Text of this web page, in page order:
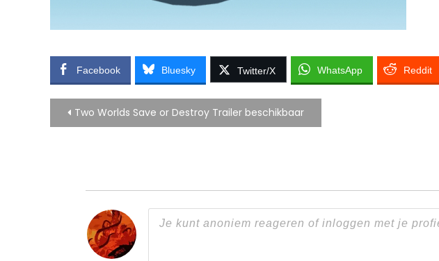
Facebook Bluesky Twitter/X WhatsApp Reddit
Bericht
Two Worlds Save or Destroy Trailer beschikbaar